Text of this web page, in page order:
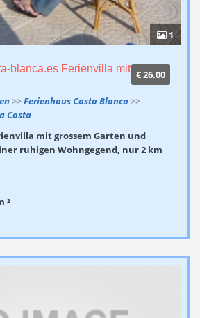
1
€ 26.00
blanca.es Ferienvilla mit
>>Ferienhaus Costa Blanca>>
Costa
mit grossem Garten und
ruhigen Wohngegend, nur 2 km
²